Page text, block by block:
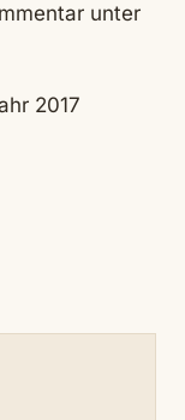
unter
2017